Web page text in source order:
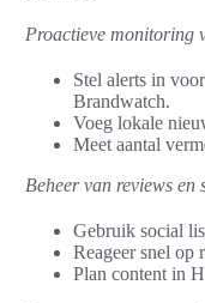
Proactieve monitoring
Stel alerts in
Brandwatch.
Voeg lokale
Meet aantal
Beheer van reviews en
Gebruik social
Reageer snel op
Plan content in